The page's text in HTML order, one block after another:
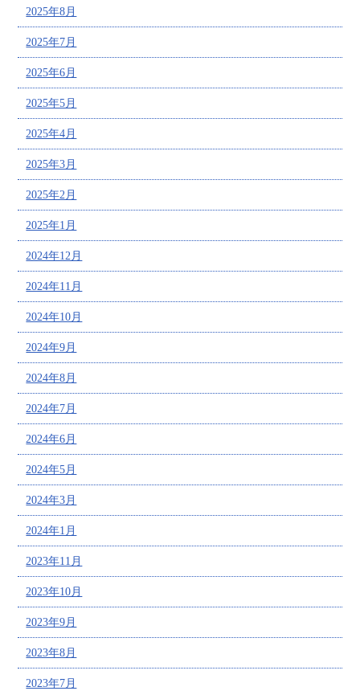
2025年8月
2025年7月
2025年6月
2025年5月
2025年4月
2025年3月
2025年2月
2025年1月
2024年12月
2024年11月
2024年10月
2024年9月
2024年8月
2024年7月
2024年6月
2024年5月
2024年3月
2024年1月
2023年11月
2023年10月
2023年9月
2023年8月
2023年7月